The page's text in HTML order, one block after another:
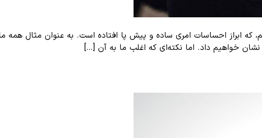
ابراز احساسات امری ساده و پیش پا افتاده است. به عنوان مثال همه
خواهیم داد. اما نکته‌ای که اغلب ما به آن […]